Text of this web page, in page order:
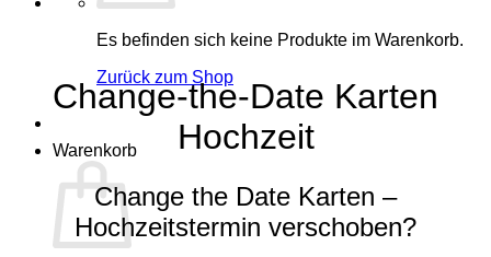
Es befinden sich keine Produkte im Warenkorb.
Zurück zum Shop
Warenkorb
Change-the-Date Karten
Hochzeit
Change the Date Karten –
Hochzeitstermin verschoben?